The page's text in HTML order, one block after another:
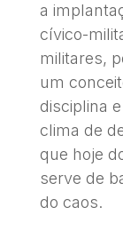
a
cívico-
militares,
um
disciplina
clima de
que hoje
serve de
do caos.